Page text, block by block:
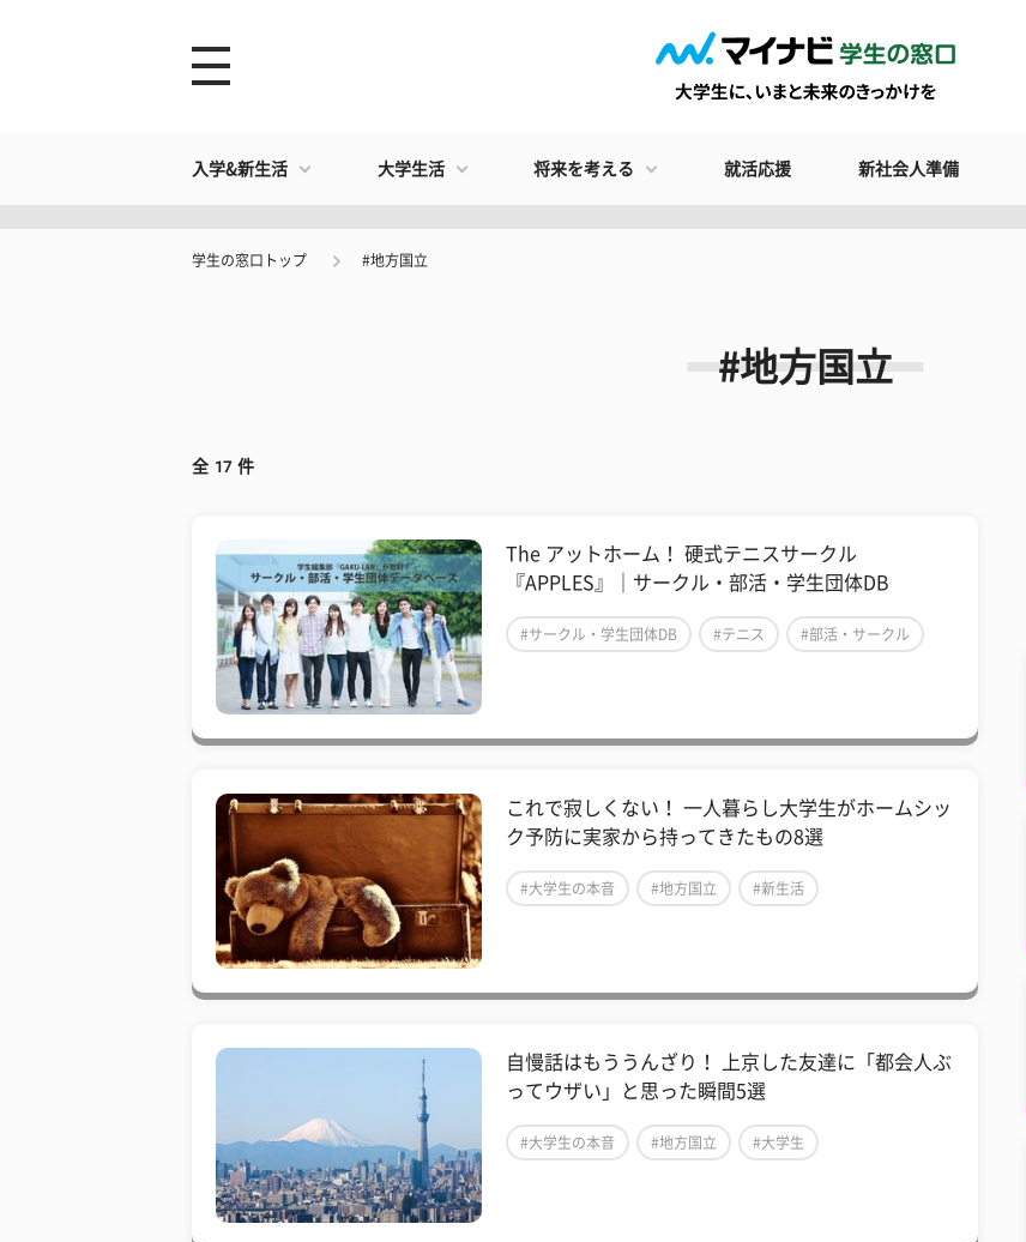
入学&新生活 大学生活 将来を考える 就活応援 新社会人準備
学生の窓口トップ #地方国立
#地方国立
全 17 件
The アットホーム！ 硬式テニスサークル
『APPLES』｜サークル・部活・学生団体DB
#サークル・学生団体DB #テニス #部活・サークル
これで寂しくない！ 一人暮らし大学生がホームシッ
ク予防に実家から持ってきたもの8選
#大学生の本音 #地方国立 #新生活
自慢話はもううんざり！ 上京した友達に「都会人ぶ
ってウザい」と思った瞬間5選
#大学生の本音 #地方国立 #大学生